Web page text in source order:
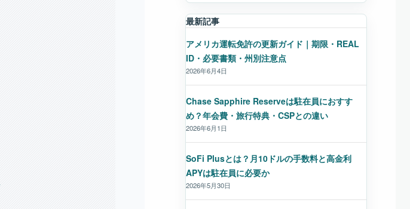
最新記事
アメリカ運転免許の更新ガイド｜期限・REAL
ID・必要書類・州別注意点
2026年6月4日
Chase Sapphire Reserveは駐在員におすす
め？年会費・旅行特典・CSPとの違い
2026年6月1日
SoFi Plusとは？月10ドルの手数料と高金利
APYは駐在員に必要か
2026年5月30日